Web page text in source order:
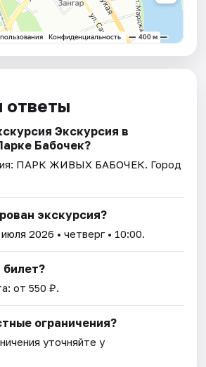
ответы
Экскурсия в
Бабочек?
ПАРК ЖИВЫХ БАБОЧЕК. Город
экскурсия?
июля 2026 • четверг • 10:00.
билет?
от 550 ₽.
ограничения?
уточняйте у